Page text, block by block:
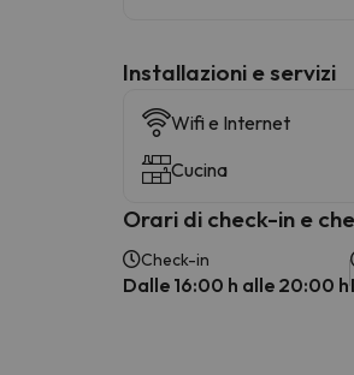
Installazioni e servizi
Wifi e Internet
Cucina
Orari di check-in e
Check-in
Dalle 16:00 h alle 20:00 h